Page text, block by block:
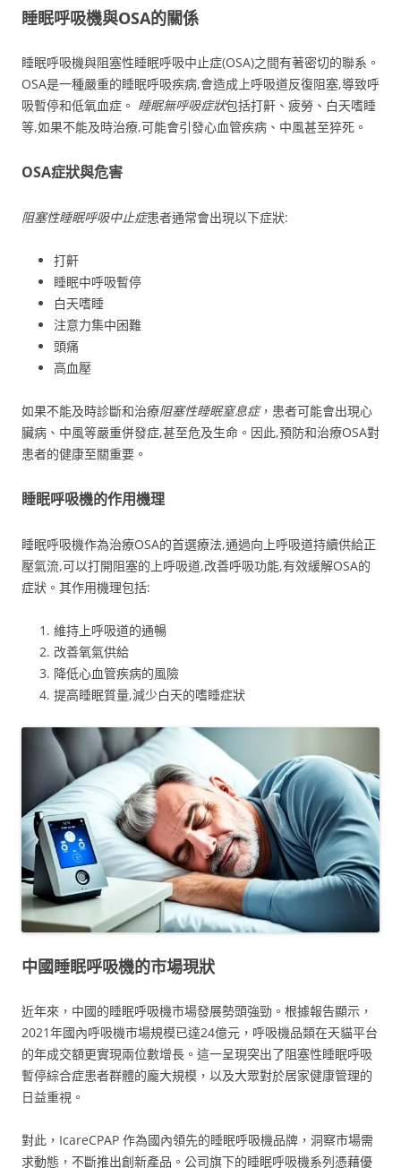
睡眠呼吸機與OSA的關係
睡眠呼吸機與阻塞性睡眠呼吸中止症(OSA)之間有著密切的聯系。
OSA是一種嚴重的睡眠呼吸疾病,會造成上呼吸道反復阻塞,導致呼
吸暫停和低氧血症。 睡眠無呼吸症狀包括打鼾、疲勞、白天嗜睡
等,如果不能及時治療,可能會引發心血管疾病、中風甚至猝死。
OSA症狀與危害
阻塞性睡眠呼吸中止症患者通常會出現以下症狀:
打鼾
睡眠中呼吸暫停
白天嗜睡
注意力集中困難
頭痛
高血壓
如果不能及時診斷和治療阻塞性睡眠窒息症，患者可能會出現心
臟病、中風等嚴重併發症,甚至危及生命。因此,預防和治療OSA對
患者的健康至關重要。
睡眠呼吸機的作用機理
睡眠呼吸機作為治療OSA的首選療法,通過向上呼吸道持續供給正
壓氣流,可以打開阻塞的上呼吸道,改善呼吸功能,有效緩解OSA的
症狀。其作用機理包括:
維持上呼吸道的通暢
改善氧氣供給
降低心血管疾病的風險
提高睡眠質量,減少白天的嗜睡症狀
中國睡眠呼吸機的市場現狀
近年來，中國的睡眠呼吸機市場發展勢頭強勁。根據報告顯示，
2021年國內呼吸機市場規模已達24億元，呼吸機品類在天貓平台
的年成交額更實現兩位數增長。這一呈現突出了阻塞性睡眠呼吸
暫停綜合症患者群體的龐大規模，以及大眾對於居家健康管理的
日益重視。
對此，IcareCPAP 作為國內領先的睡眠呼吸機品牌，洞察市場需
求動態，不斷推出創新產品。公司旗下的睡眠呼吸機系列憑藉優